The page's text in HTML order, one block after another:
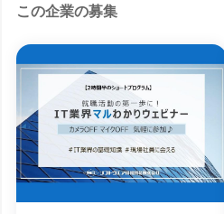
この企業の募集